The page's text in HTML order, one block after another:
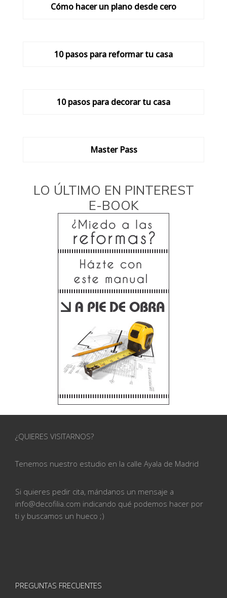
Cómo hacer un plano desde cero
10 pasos para reformar tu casa
10 pasos para decorar tu casa
Master Pass
LO ÚLTIMO EN PINTEREST
E-BOOK
¿QUIERES VISITARNOS?
Tenemos nuestro estudio en la calle Ayala de Madrid
Si quieres pedir cita, mándanos un mensaje a
info@decofilia.com indicando qué podemos hacer por
ti y buscamos un hueco ;)
PREGUNTAS FRECUENTES